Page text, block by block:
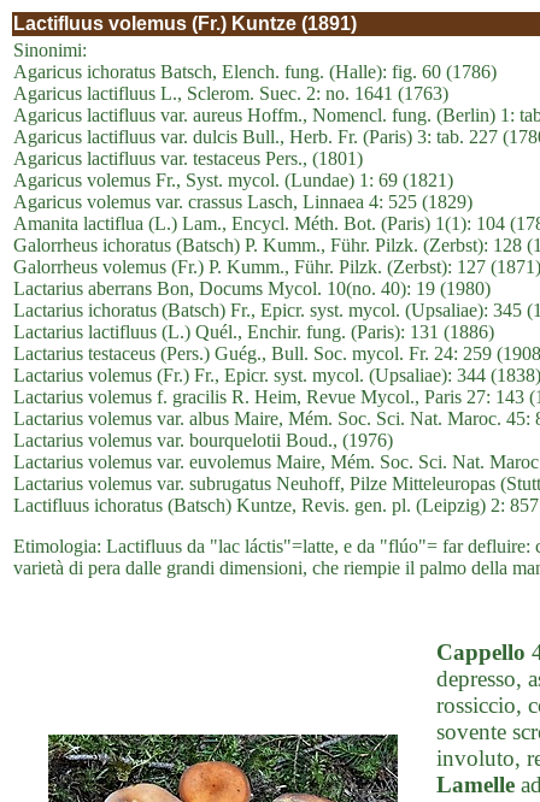
Lactifluus volemus (Fr.) Kuntze (1891)
Sinonimi:
Agaricus ichoratus Batsch, Elench. fung. (Halle): fig. 60 (1786)
Agaricus lactifluus L., Sclerom. Suec. 2: no. 1641 (1763)
Agaricus lactifluus var. aureus Hoffm., Nomencl. fung. (Berlin) 1:
Agaricus lactifluus var. dulcis Bull., Herb. Fr. (Paris) 3: tab. 227
Agaricus lactifluus var. testaceus Pers., (1801)
Agaricus volemus Fr., Syst. mycol. (Lundae) 1: 69 (1821)
Agaricus volemus var. crassus Lasch, Linnaea 4: 525 (1829)
Amanita lactiflua (L.) Lam., Encycl. Méth. Bot. (Paris) 1(1): 104
Galorrheus ichoratus (Batsch) P. Kumm., Führ. Pilzk. (Zerbst): 128
Galorrheus volemus (Fr.) P. Kumm., Führ. Pilzk. (Zerbst): 127 (1871)
Lactarius aberrans Bon, Docums Mycol. 10(no. 40): 19 (1980)
Lactarius ichoratus (Batsch) Fr., Epicr. syst. mycol. (Upsaliae): 345
Lactarius lactifluus (L.) Quél., Enchir. fung. (Paris): 131 (1886)
Lactarius testaceus (Pers.) Guég., Bull. Soc. mycol. Fr. 24: 259
Lactarius volemus (Fr.) Fr., Epicr. syst. mycol. (Upsaliae): 344
Lactarius volemus f. gracilis R. Heim, Revue Mycol., Paris 27: 143
Lactarius volemus var. albus Maire, Mém. Soc. Sci. Nat. Maroc. 45:
Lactarius volemus var. bourquelotii Boud., (1976)
Lactarius volemus var. euvolemus Maire, Mém. Soc. Sci. Nat.
Lactarius volemus var. subrugatus Neuhoff, Pilze Mitteleuropas
Lactifluus ichoratus (Batsch) Kuntze, Revis. gen. pl. (Leipzig) 2:
Etimologia: Lactifluus da "lac láctis"=latte, e da "flúo"= far defluire:
varietà di pera dalle grandi dimensioni, che riempie il palmo della
Cappello
depresso,
rossiccio,
sovente
involuto,
Lamelle